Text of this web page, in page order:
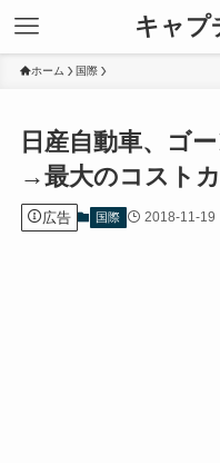
キャプ
ホーム 国際
日産自動車、ゴ
→最大のコスト
広告 国際 2018-11-19